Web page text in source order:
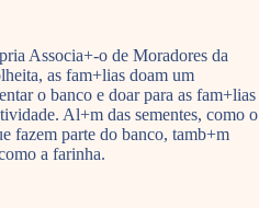
Associa+-o de Moradores da
as fam+lias doam um
o banco e doar para as fam+lias
Al+m das sementes, como o
fazem parte do banco, tamb+m
a farinha.